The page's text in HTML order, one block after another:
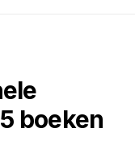
boeken